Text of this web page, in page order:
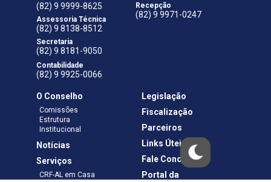
(82) 9 9999-8625
Assessoria Técnica
(82) 9 8138-8512
Secretaria
(82) 9 8181-9050
Contabilidade
(82) 9 9925-0066
Recepção
(82) 9 9971-0247
O Conselho
Comissões
Estrutura
Institucional
Notícias
Serviços
CRF-AL em Casa
Legislação
Fiscalização
Parceiros
Links Úteis
Fale Conosco
Portal da